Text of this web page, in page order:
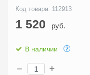
Код товара: 112913
1 520 руб.
В наличии